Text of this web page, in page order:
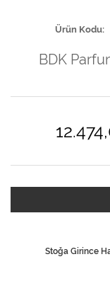
Ürün Kodu
BDK
Stoğa Girince